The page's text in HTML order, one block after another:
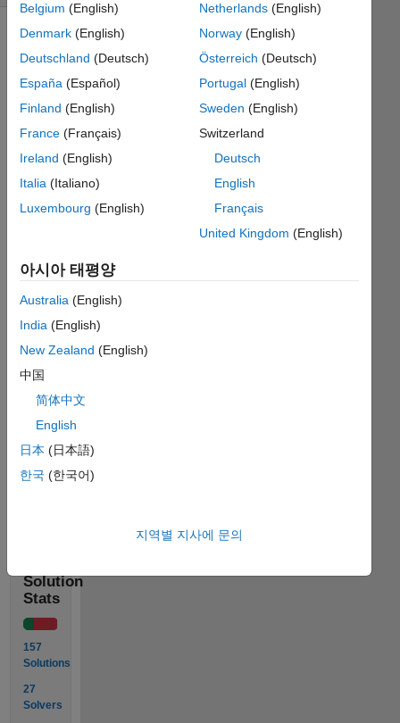
the
sum
of
the
divisors
example
n=10,
= 1,
2,
5,
output
18.
Solution
Stats
157
Solutions
27
Solvers
Belgium (English)
Denmark (English)
Deutschland (Deutsch)
España (Español)
Finland (English)
France (Français)
Ireland (English)
Italia (Italiano)
Luxembourg (English)
Netherlands(English)
Norway(English)
Österreich (Deutsch)
Portugal(English)
Sweden (English)
Switzerland
Deutsch
English
Français
United Kingdom (English)
아시아 태평양
Australia (English)
India (English)
New Zealand (English)
中国
简体中文
English
日本 (日本語)
한국 (한국어)
지역별 지사에 문의